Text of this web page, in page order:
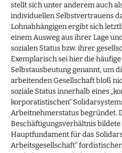
stellt sich unter anderem auch
individuellen Selbstvertrauens
Lohnabhängigen ergibt sich
einem Ausweg aus ihrer Lage
sozialen Status bzw. ihrer
Exemplarisch sei hier die
Selbstausbeutung genannt, um
arbeitenden Gesellschaft bloß
soziale Status innerhalb eines
korporatistischen“
Arbeitnehmerstatus begründet.
Beschäftigungsverhältnis
Hauptfundament für das
Arbeitsgesellschaft“ fordistischer